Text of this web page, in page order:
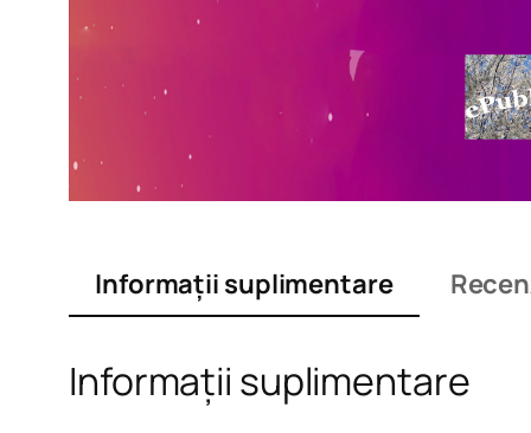
Informații suplimentare
Informații suplimentare